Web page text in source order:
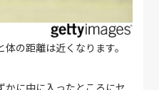
の距離は近くなります。
かに中に入ったところにセ